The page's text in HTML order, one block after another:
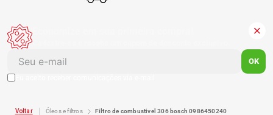
OK
óleos e filtros filtro de combustivel 306 bosch 0986450240
2 º Kit Pneu